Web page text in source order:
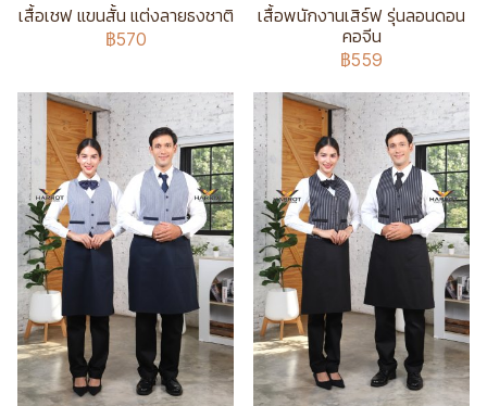
เสื้อเชฟ แขนสั้น แต่งลายธงชาติ
฿570
เสื้อพนักงานเสิร์ฟ รุ่นลอนดอน
คอจีน
฿559